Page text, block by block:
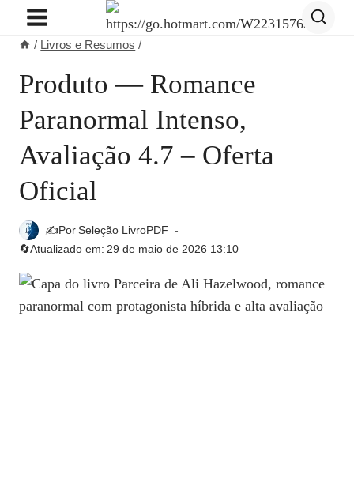
Pular
Conteúdo
/ Livros e Resumos /
Produto — Romance
Paranormal Intenso,
Avaliação 4.7 – Oferta
Oficial
✍️PorSeleção LivroPDF
🔄Atualizado em: 29 de maio de 2026 13:10